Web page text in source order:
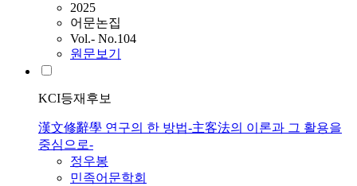
2025
어문논집
Vol.- No.104
원문보기
KCI등재후보
漢文修辭學 연구의 한 방법-主客法의 이론과 그 활용을
중심으로-
정우봉
민족어문학회